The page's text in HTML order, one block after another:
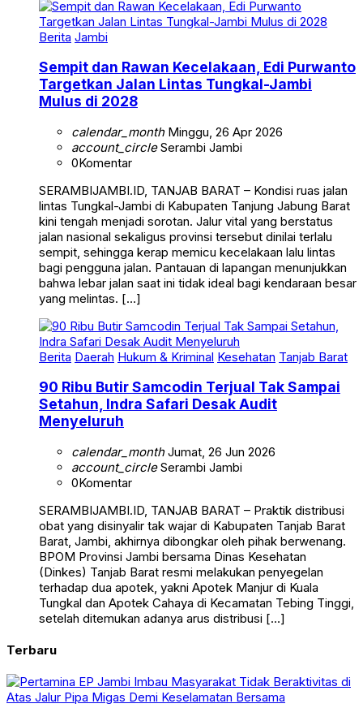
Berita Jambi
Sempit dan Rawan Kecelakaan, Edi Purwanto
Targetkan Jalan Lintas Tungkal-Jambi
Mulus di 2028
calendar_monthMinggu, 26 Apr 2026
account_circleSerambi Jambi
0Komentar
SERAMBIJAMBI.ID, TANJAB BARAT – Kondisi ruas jalan
lintas Tungkal-Jambi di Kabupaten Tanjung Jabung Barat
kini tengah menjadi sorotan. Jalur vital yang berstatus
jalan nasional sekaligus provinsi tersebut dinilai terlalu
sempit, sehingga kerap memicu kecelakaan lalu lintas
bagi pengguna jalan. Pantauan di lapangan menunjukkan
bahwa lebar jalan saat ini tidak ideal bagi kendaraan besar
yang melintas. […]
Berita Daerah Hukum & Kriminal Kesehatan Tanjab Barat
90 Ribu Butir Samcodin Terjual Tak Sampai
Setahun, Indra Safari Desak Audit
Menyeluruh
calendar_monthJumat, 26 Jun 2026
account_circleSerambi Jambi
0Komentar
SERAMBIJAMBI.ID, TANJAB BARAT – Praktik distribusi
obat yang disinyalir tak wajar di Kabupaten Tanjab Barat
Barat, Jambi, akhirnya dibongkar oleh pihak berwenang.
BPOM Provinsi Jambi bersama Dinas Kesehatan
(Dinkes) Tanjab Barat resmi melakukan penyegelan
terhadap dua apotek, yakni Apotek Manjur di Kuala
Tungkal dan Apotek Cahaya di Kecamatan Tebing Tinggi,
setelah ditemukan adanya arus distribusi […]
Terbaru